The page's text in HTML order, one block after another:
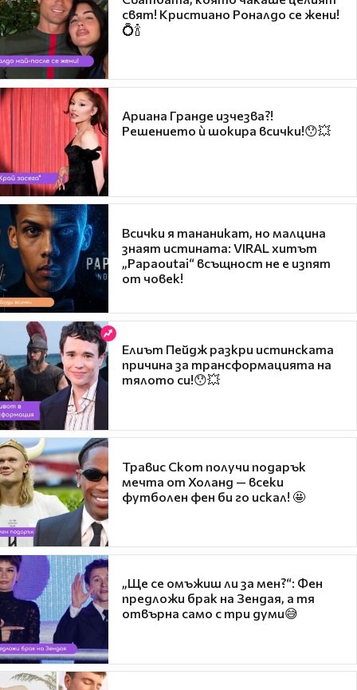
свят! Кристиано Роналдо се жени!
💍🍾
Ариана Гранде изчезва?!
Решението ѝ шокира всички!😯💥
Всички я тананикат, но малцина
знаят истината: VIRAL хитът
„Papaoutai“ всъщност не е изпят
от човек!
Елиът Пейдж разкри истинската
причина за трансформацията на
тялото си!😯💥
Травис Скот получи подарък
мечта от Холанд — всеки
футболен фен би го искал! 🤩
„Ще се омъжиш ли за мен?“: Фен
предложи брак на Зендая, а тя
отвърна само с три думи😅